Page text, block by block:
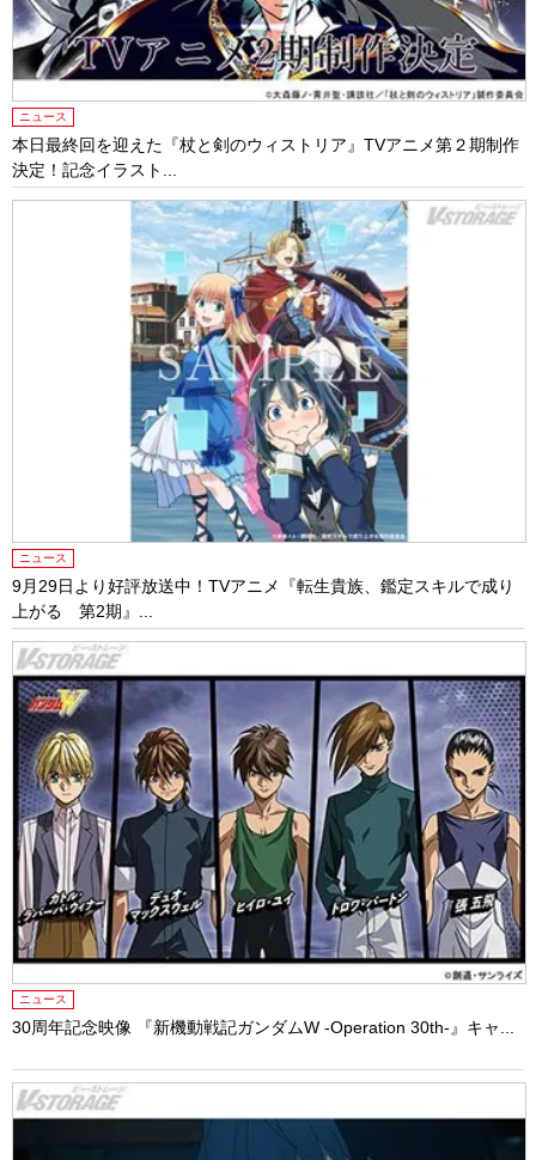
ニュース
本日最終回を迎えた『杖と剣のウィストリア』TVアニメ第２期制作
決定！記念イラスト...
ニュース
9月29日より好評放送中！TVアニメ『転生貴族、鑑定スキルで成り
上がる 第2期』...
ニュース
30周年記念映像 『新機動戦記ガンダムW -Operation 30th-』キャ...